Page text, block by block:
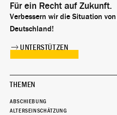
Für ein Recht auf Zukunft.
Verbessern wir die Situation
Deutschland!
UNTERSTÜTZEN
THEMEN
ABSCHIEBUNG
ALTERSEINSCHÄTZUNG